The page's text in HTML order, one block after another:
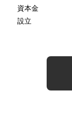
資本金
設立